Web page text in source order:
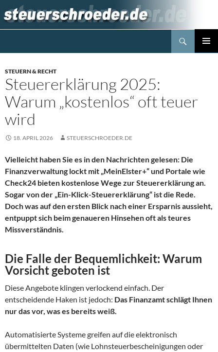
Inhalt
springen
STEUERN & RECHT
Steuererklärung 2025:
Warum „kostenlos“ oft teuer
wird
18. APRIL 2026 STEUERSCHROEDER.DE
Vielleicht haben Sie es in den Nachrichten gelesen: Die
Finanzverwaltung lockt mit „MeinElster+“ und Portale wie
Check24 bieten kostenlose Wege zur Steuererklärung an.
Sogar von der „Ein-Klick-Steuererklärung“ ist die Rede.
Doch was auf den ersten Blick nach einer Ersparnis aussieht,
entpuppt sich beim genaueren Hinsehen oft als teures
Missverständnis.
Die Falle der Bequemlichkeit: Warum
Vorsicht geboten ist
Diese Angebote klingen verlockend einfach. Der
entscheidende Haken ist jedoch: Das Finanzamt schlägt Ihnen
nur das vor, was es bereits weiß.
Automatisierte Systeme greifen auf die elektronisch
übermittelten Daten (wie Lohnsteuerbescheinigungen oder